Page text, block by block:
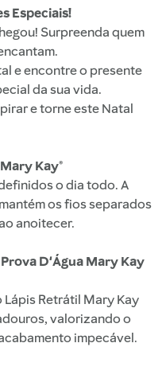
Especiais!
Surpreenda quem
e encontre o presente
da sua vida.
e torne este Natal
Kay®
o dia todo. A
os fios separados
anoitecer.
D'Água Mary Kay
Lápis Retrátil Mary Kay
valorizando o
impecável.